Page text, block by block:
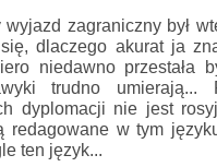
zagraniczny był
dlaczego akurat ja
niedawno przestała
trudno umierają...
dyplomacji nie jest
redagowane w tym
ten język...